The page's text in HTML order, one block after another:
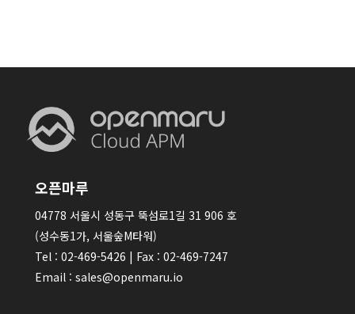
오픈마루
04778 서울시 성동구 뚝섬로1길 31 906 호
(성수동1가, 서울숲M타워)
Tel : 02-469-5426 | Fax : 02-469-7247
Email : sales@openmaru.io